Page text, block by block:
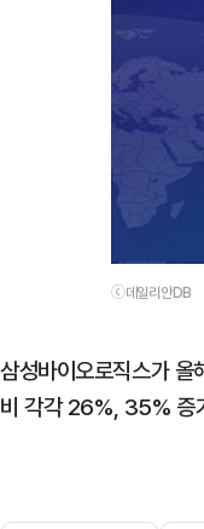
ⓒ데일리안DB
삼성바이오로직스가
비 각각 26%, 35% 증